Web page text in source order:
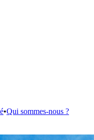
•Qui sommes-nous ?